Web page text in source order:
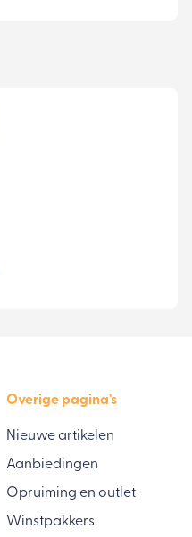
Overige pagina's
Nieuwe artikelen
Aanbiedingen
Opruiming en outlet
Winstpakkers